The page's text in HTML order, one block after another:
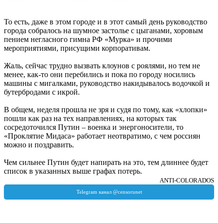
То есть, даже в этом городе и в этот самый день руководство
города собралось на шумное застолье с цыганами, хоровым
пением негласного гимна РФ «Мурка» и прочими
мероприятиями, присущими корпоративам.
Жаль, сейчас трудно вызвать клоунов с роялями, но тем не
менее, как-то они перебились и пока по городу носились
машины с мигалками, руководство накидывалось водочкой и
бутербродами с икрой.
В общем, неделя прошла не зря и судя по тому, как «хлопки»
пошли как раз на тех направлениях, на которых так
сосредоточился Путин – военка и энергоносители, то
«Проклятие Мидаса» работает неотвратимо, с чем россиян
можно и поздравить.
Чем сильнее Путин будет напирать на это, тем длиннее будет
список в указанных выше графах потерь.
ANTI-COLORADOS